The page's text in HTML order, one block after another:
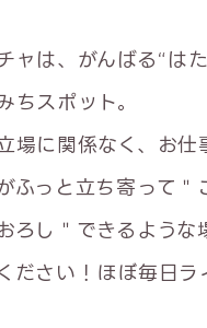
ャは、がんばる“は
ちスポット。
場に関係なく、お仕
ふっと立ち寄って＂
ろし＂できるような
ださい！ほぼ毎日ラ